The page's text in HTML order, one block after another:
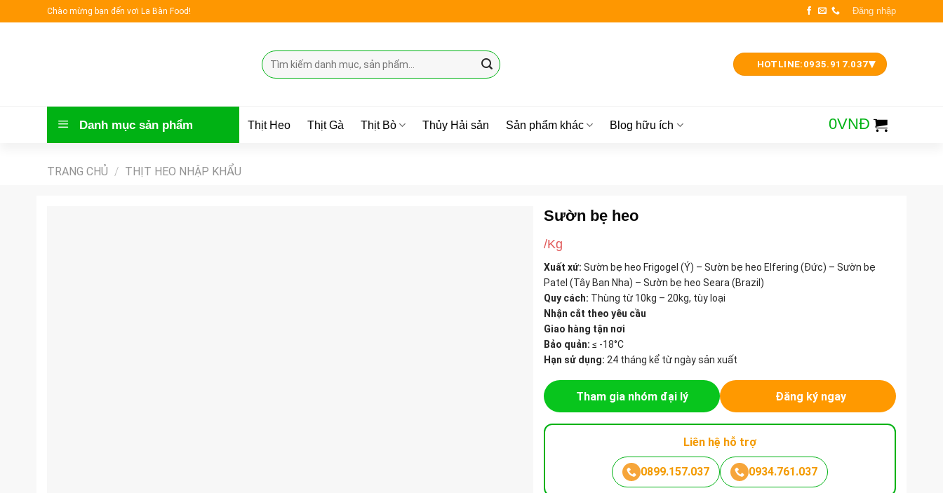
to
Chào mừng bạn đến vơi La Bàn Food! Đăng nhập
Tìm
kiếm:
HOTLINE: 0935.917.037▾
Danh mục sản phẩm Thịt Heo Thịt Gà Thịt Bò Thủy Hải sản Sản phẩm khác Blog hữu ích 0VNĐ
TRANG CHỦ / THỊT HEO NHẬP KHẨU
Sườn bẹ heo
/Kg
Xuất xứ: Sườn bẹ heo Frigogel (Ý) – Sườn bẹ heo Elfering (Đức) – Sườn bẹ
Patel (Tây Ban Nha) – Sườn bẹ heo Seara (Brazil)
Quy cách: Thùng từ 10kg – 20kg, tùy loại
Nhận cắt theo yêu cầu
Giao hàng tận nơi
Bảo quản: ≤ -18°C
Hạn sử dụng: 24 tháng kể từ ngày sản xuất
Tham gia nhóm đại lý Đăng ký ngay
Liên hệ hỗ trợ
0899.157.037 0934.761.037